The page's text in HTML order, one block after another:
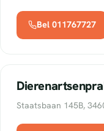
Bel 011767727
Staatsbaan 145B,